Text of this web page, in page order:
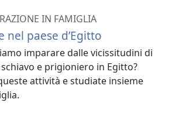
IN FAMIGLIA
nel paese d’Egitto
imparare dalle vicissitudini di
e prigioniero in Egitto?
attività e studiate insieme